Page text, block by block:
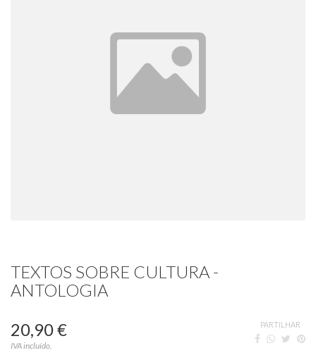
TEXTOS SOBRE CULTURA -
ANTOLOGIA
20,90 €
IVA incluído.
PARTILHAR